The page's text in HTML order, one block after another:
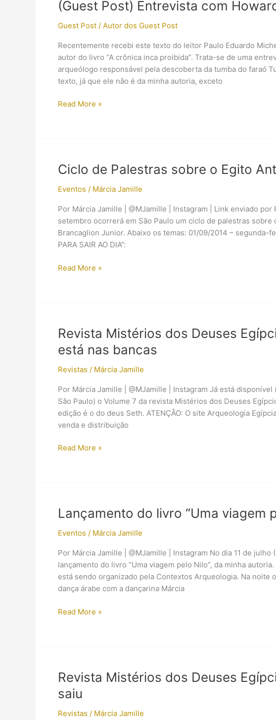
série
“Hieroglyph”
(Guest Post) Entrevista com
Guest Post / Autor dos Guest Post
Recentemente recebi este texto do leitor Paulo Eduardo
autor do livro “A crônica inca proibida”. Trata-se de uma
arqueólogo responsável pela descoberta da tumba do faraó
texto, já que ele não é da minha autoria, exceto
(Guest
Carter
Read More »
Ciclo de Palestras sobre o Egito
Eventos / Márcia Jamille
Por Márcia Jamille | @MJamille | Instagram | Link enviado
setembro ocorrerá em São Paulo um ciclo de palestras
Brancaglion Junior. Abaixo os temas: 01/09/2014 – segunda-
PARA SAIR AO DIA”:
Ciclo
Egito
Antigo
(São
Read More »
Revista Mistérios dos Deuses
está nas bancas
Revistas / Márcia Jamille
Por Márcia Jamille | @MJamille | Instagram Já está
São Paulo) o Volume 7 da revista Mistérios dos Deuses
edição é o do deus Seth. ATENÇÃO: O site Arqueologia
venda e distribuição
Revista
Volume
7
(Seth),
está
nas
bancas
Read More »
Lançamento do livro “Uma viagem
Eventos / Márcia Jamille
Por Márcia Jamille | @MJamille | Instagram No dia 11 de julho
lançamento do livro “Uma viagem pelo Nilo”, da minha
está sendo organizado pela Contextos Arqueologia. Na noite
dança árabe com a dançarina Márcia
Lançamento
pelo
Nilo”
(Aracaju-
Read More »
Revista Mistérios dos Deuses
saiu
Revistas / Márcia Jamille